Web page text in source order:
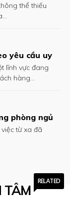
thể thiếu
yêu cầu uy
lĩnh vực đang
hàng...
phòng ngủ
từ xa đã
TÂM
RELATED